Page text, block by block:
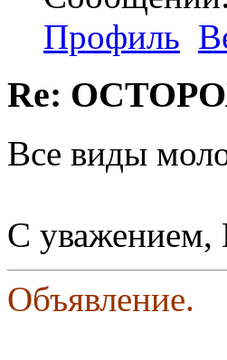
Профиль
Re:
Все виды
С
Объявление.